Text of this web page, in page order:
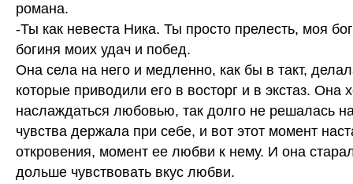
романа.
-Ты как невеста Ника. Ты просто прелесть, моя
богиня моих удач и побед.
Она села на него и медленно, как бы в такт,
которые приводили его в восторг и в экстаз. Она
наслаждаться любовью, так долго не решалась
чувства держала при себе, и вот этот момент
откровения, момент ее любви к нему. И она
дольше чувствовать вкус любви.